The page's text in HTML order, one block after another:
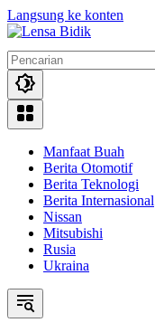
Langsung ke konten
Manfaat Buah
Berita Otomotif
Berita Teknologi
Berita Internasional
Nissan
Mitsubishi
Rusia
Ukraina